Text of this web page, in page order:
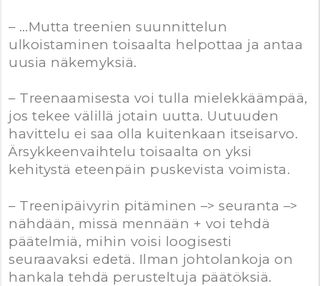
– …Mutta treenien suunnittelun
ulkoistaminen toisaalta helpottaa ja antaa
uusia näkemyksiä.
– Treenaamisesta voi tulla mielekkäämpää,
jos tekee välillä jotain uutta. Uutuuden
havittelu ei saa olla kuitenkaan itseisarvo.
Ärsykkeenvaihtelu toisaalta on yksi
kehitystä eteenpäin puskevista voimista.
– Treenipäivyrin pitäminen –> seuranta –>
nähdään, missä mennään + voi tehdä
päätelmiä, mihin voisi loogisesti
seuraavaksi edetä. Ilman johtolankoja on
hankala tehdä perusteltuja päätöksiä.